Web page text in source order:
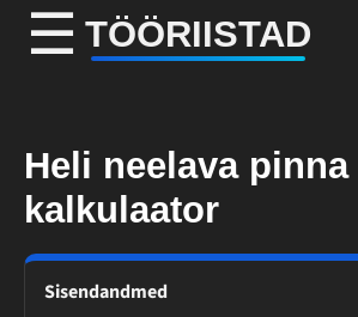
☰ TÖÖRIISTAD
Heli neelava pinna
kalkulaator
Sisendandmed